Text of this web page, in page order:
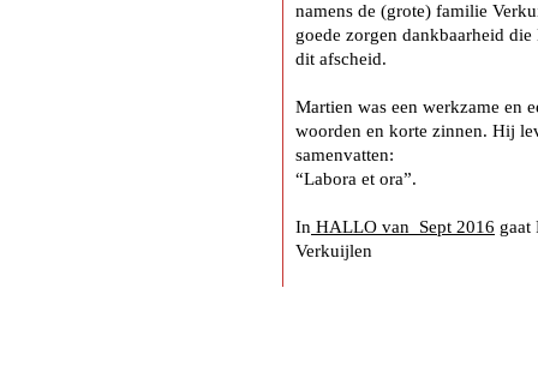
namens de (grote) familie
goede zorgen dankbaarheid
dit afscheid.
Martien was een werkzame en
woorden en korte zinnen. Hij
samenvatten:
“Labora et ora”.
In HALLO van Sept 2016 gaat
Verkuijlen